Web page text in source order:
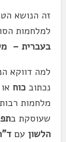
זה הנושא
למלחמות
בעברית –
למה דווקא
נכתובכוח
מלחמות
שעוסקת ב
הלשון עם